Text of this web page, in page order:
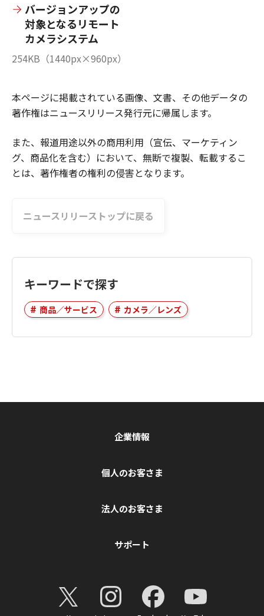
バージョンアップの
対象となるリモート
カメラシステム
254KB（1440px×960px）
本ページに掲載されている画像、文書、その他データの
著作権はニュースリリース発行元に帰属します。
また、報道用途以外の商用利用（宣伝、マーケティン
グ、商品化を含む）において、無断で複製、転載するこ
とは、著作権者の権利の侵害となります。
ニュースリリーストップに戻る
キーワードで探す
商品／サービス カメラ／レンズ
企業情報
個人のお客さま
法人のお客さま
サポート